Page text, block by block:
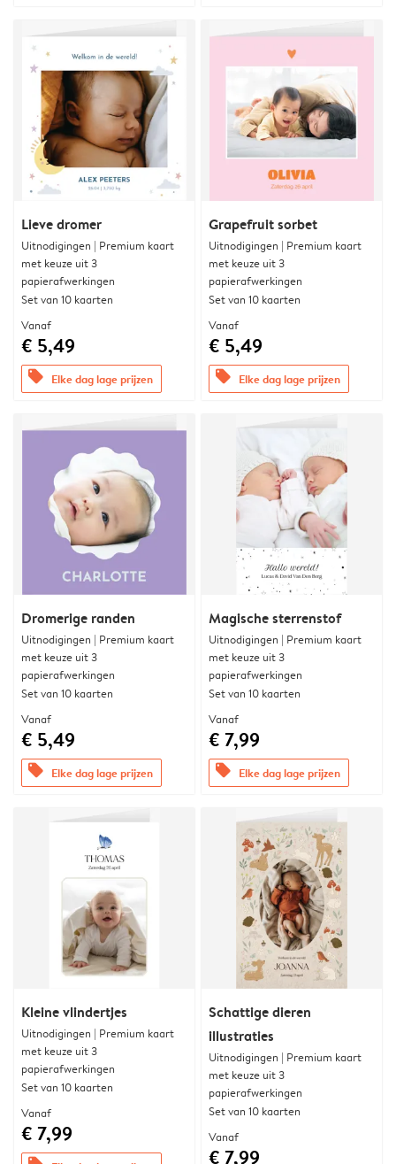
Lieve dromer
Uitnodigingen | Premium kaart
met keuze uit 3
papierafwerkingen
Set van 10 kaarten
Vanaf
€ 5,49
offers Elke dag lage prijzen
Grapefruit sorbet
Uitnodigingen | Premium kaart
met keuze uit 3
papierafwerkingen
Set van 10 kaarten
Vanaf
€ 5,49
offers Elke dag lage prijzen
Dromerige randen
Uitnodigingen | Premium kaart
met keuze uit 3
papierafwerkingen
Set van 10 kaarten
Vanaf
€ 5,49
offers Elke dag lage prijzen
Magische sterrenstof
Uitnodigingen | Premium kaart
met keuze uit 3
papierafwerkingen
Set van 10 kaarten
Vanaf
€ 7,99
offers Elke dag lage prijzen
Kleine vlindertjes
Uitnodigingen | Premium kaart
met keuze uit 3
papierafwerkingen
Set van 10 kaarten
Vanaf
€ 7,99
Schattige dieren
illustraties
Uitnodigingen | Premium kaart
met keuze uit 3
papierafwerkingen
Set van 10 kaarten
Vanaf
€ 7,99